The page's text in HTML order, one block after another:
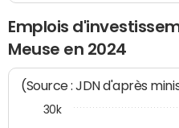
Emplois
Meuse en 2024
(Source : JDN d'après
30k